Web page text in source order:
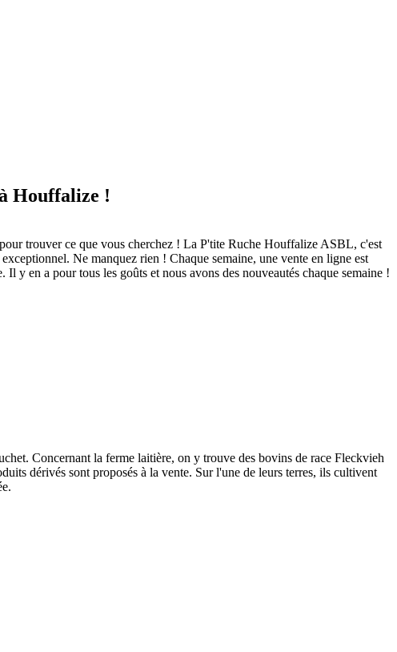
Houffalize !
trouver ce que vous cherchez ! La P'tite Ruche Houffalize ASBL, c'est
Ne manquez rien ! Chaque semaine, une vente en ligne est
en a pour tous les goûts et nous avons des nouveautés chaque semaine !
Concernant la ferme laitière, on y trouve des bovins de race Fleckvieh
dérivés sont proposés à la vente. Sur l'une de leurs terres, ils cultivent